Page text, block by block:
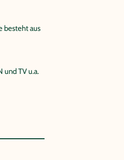
besteht aus
und TV u.a.